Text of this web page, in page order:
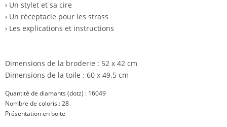
› Un stylet et sa cire
› Un réceptacle pour les strass
› Les explications et instructions
Dimensions de la broderie : 52 x 42 cm
Dimensions de la toile : 60 x 49.5 cm
Quantité de diamants (dotz) : 16049
Nombre de coloris : 28
Présentation en boite